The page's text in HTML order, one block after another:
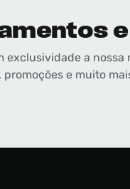
exclusividade a nossa
e muito